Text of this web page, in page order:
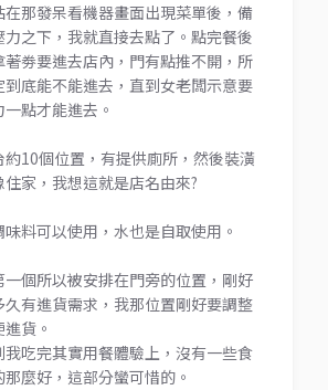
在那發呆看機器畫面出現菜單後，備
力之下，我就直接去點了。點完餐後
著劵要進去店內，門有點推不開，所
到底能不能進去，直到女老闆示意要
點才能進去。
約10個位置，有提供廁所，然後裝潢
家，我想這就是店名由來?
料可以使用，水也是自取使用。
一個所以被安排在門旁的位置，剛好
久有進貨需求，我那位置剛好要調整
貨。
我吃完其實用餐體驗上，沒有一些食
麼好，這部分蠻可惜的。